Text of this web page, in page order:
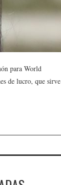
para World
de lucro, que sirve